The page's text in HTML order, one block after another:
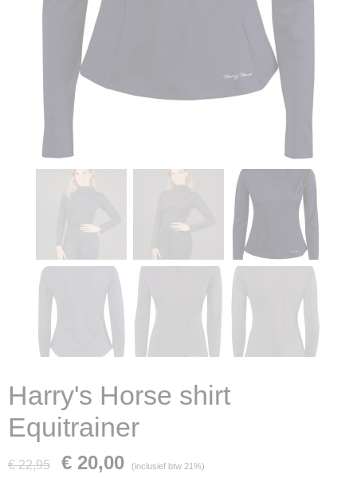
Harry's Horse shirt
Equitrainer
€ 22,95 € 20,00 (inclusief btw 21%)